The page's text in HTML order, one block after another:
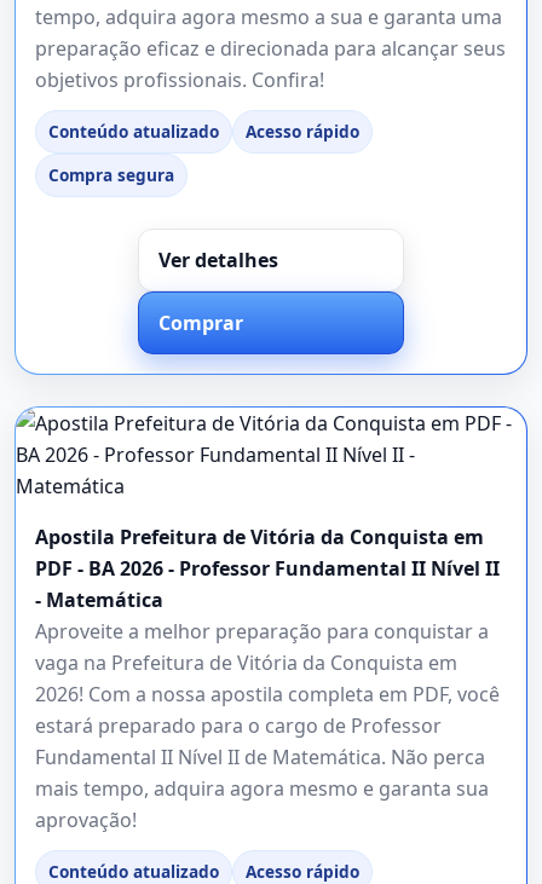
tempo, adquira agora mesmo a sua e garanta uma
preparação eficaz e direcionada para alcançar seus
objetivos profissionais. Confira!
Conteúdo atualizado
Acesso rápido
Compra segura
Ver detalhes
Comprar
Apostila Prefeitura de Vitória da Conquista em
PDF - BA 2026 - Professor Fundamental II Nível II
- Matemática
Aproveite a melhor preparação para conquistar a
vaga na Prefeitura de Vitória da Conquista em
2026! Com a nossa apostila completa em PDF, você
estará preparado para o cargo de Professor
Fundamental II Nível II de Matemática. Não perca
mais tempo, adquira agora mesmo e garanta sua
aprovação!
Conteúdo atualizado
Acesso rápido